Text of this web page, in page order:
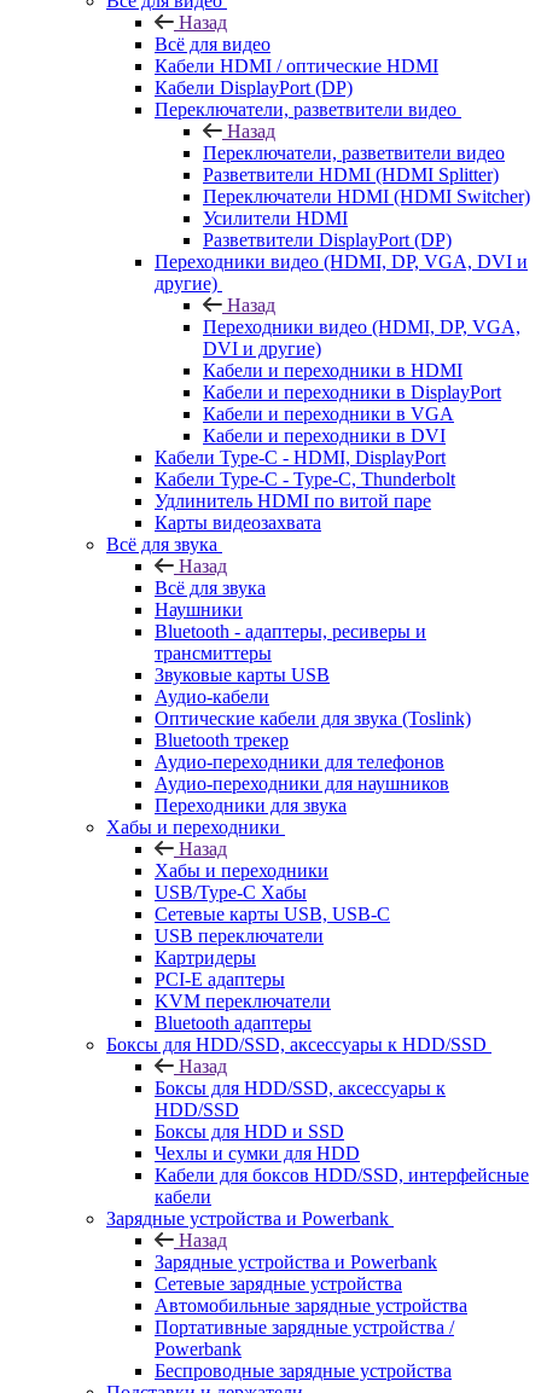
Назад
Всё для видео
Кабели HDMI / оптические HDMI
Кабели DisplayPort (DP)
Переключатели, разветвители видео
Назад
Переключатели, разветвители видео
Разветвители HDMI (HDMI Splitter)
Переключатели HDMI (HDMI Switcher)
Усилители HDMI
Разветвители DisplayPort (DP)
Переходники видео (HDMI, DP, VGA, DVI и
другие)
Назад
Переходники видео (HDMI, DP, VGA,
DVI и другие)
Кабели и переходники в HDMI
Кабели и переходники в DisplayPort
Кабели и переходники в VGA
Кабели и переходники в DVI
Кабели Type-C - HDMI, DisplayPort
Кабели Type-C - Type-C, Thunderbolt
Удлинитель HDMI по витой паре
Карты видеозахвата
Всё для звука
Назад
Всё для звука
Наушники
Bluetooth - адаптеры, ресиверы и
трансмиттеры
Звуковые карты USB
Аудио-кабели
Оптические кабели для звука (Toslink)
Bluetooth трекер
Аудио-переходники для телефонов
Аудио-переходники для наушников
Переходники для звука
Хабы и переходники
Назад
Хабы и переходники
USB/Type-C Хабы
Сетевые карты USB, USB-C
USB переключатели
Картридеры
PCI-E адаптеры
KVM переключатели
Bluetooth адаптеры
Боксы для HDD/SSD, аксессуары к HDD/SSD
Назад
Боксы для HDD/SSD, аксессуары к
HDD/SSD
Боксы для HDD и SSD
Чехлы и сумки для HDD
Кабели для боксов HDD/SSD, интерфейсные
кабели
Зарядные устройства и Powerbank
Назад
Зарядные устройства и Powerbank
Сетевые зарядные устройства
Автомобильные зарядные устройства
Портативные зарядные устройства /
Powerbank
Беспроводные зарядные устройства